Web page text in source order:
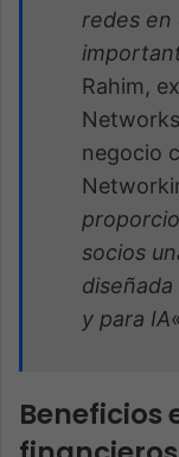
redes en
Rahim,
negocio
socios
y para IA
Beneficios